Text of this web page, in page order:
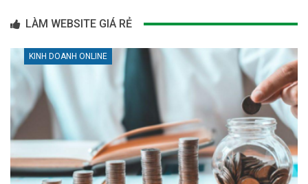
LÀM WEBSITE GIÁ RẺ
KINH DOANH ONLINE